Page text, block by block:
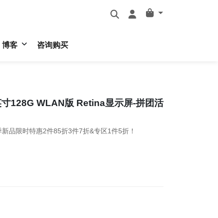
博客 咨询购买
128G WLAN版 Retina显示屏-拼团活
品限时特惠2件85折3件7折&专区1件5折！